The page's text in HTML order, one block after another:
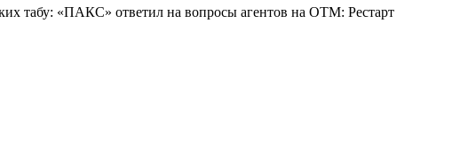
табу: «ПАКС» ответил на вопросы агентов на OTM: Рестарт